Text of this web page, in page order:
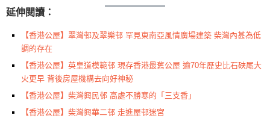
延伸閱讀：
【香港公屋】翠灣邨及翠樂邨 罕見東南亞風情廣場建築 柴灣內甚為低
調的存在
【香港公屋】英皇道模範邨 現存香港最舊公屋 逾70年歷史比石硤尾大
火更早 背後房屋機構去向好神秘
【香港公屋】柴灣興民邨 高處不勝寒的「三支香」
【香港公屋】柴灣興華二邨 走進屋邨迷宮